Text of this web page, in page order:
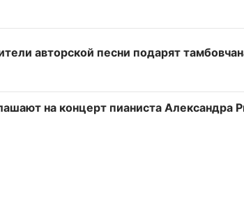
авторской песни подарят
на концерт пианиста Александра